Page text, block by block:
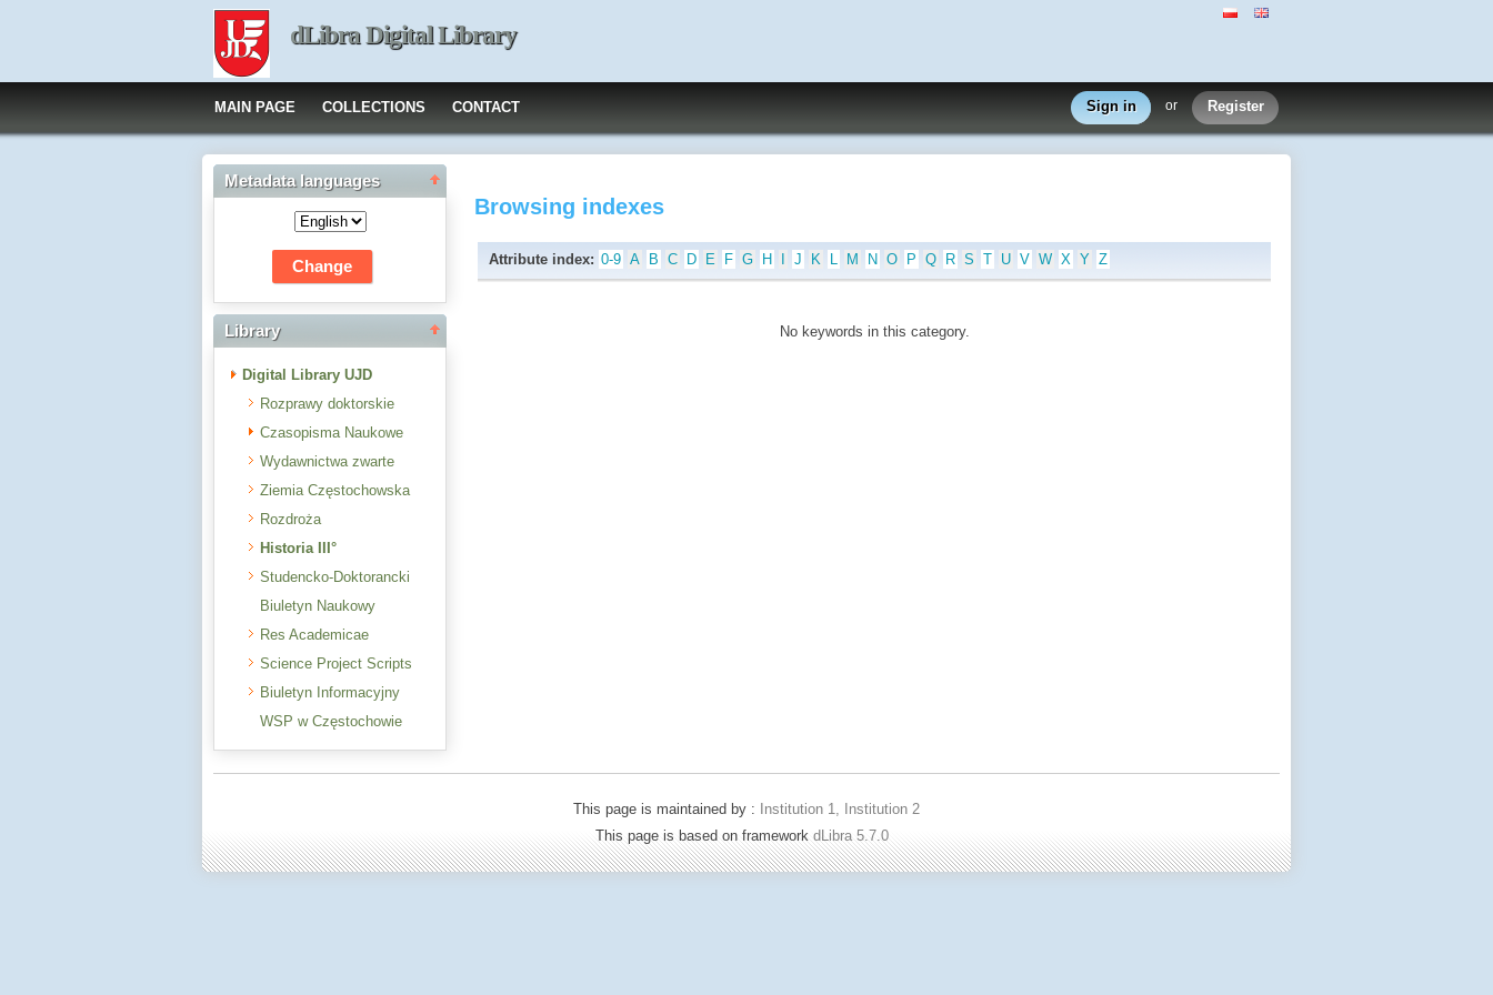
dLibra Digital Library
MAIN PAGE COLLECTIONS CONTACT Sign in or Register
Metadata languages
Library
Digital Library UJD
Rozprawy doktorskie
Czasopisma Naukowe
Wydawnictwa zwarte
Ziemia Częstochowska
Rozdroża
Historia III°
Studencko-Doktorancki
Biuletyn Naukowy
Res Academicae
Science Project Scripts
Biuletyn Informacyjny
WSP w Częstochowie
Browsing indexes
Attribute index: 0-9 A B C D E F G H J K L M N O P Q R S T U V W X Y Z
No keywords in this category.
This page is maintained by :
Institution 1, Institution 2
This page is based on framework dLibra 5.7.0